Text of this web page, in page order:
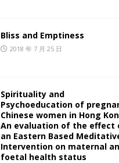
Bliss and Emptiness
2018 年 7 月 25 日
Spirituality and
Psychoeducation of
Chinese women in Hong
An evaluation of the effect
an Eastern Based
Intervention on maternal
foetal health status